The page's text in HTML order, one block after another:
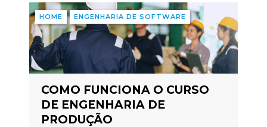
HOME ENGENHARIA DE SOFTWARE
COMO FUNCIONA O CURSO
DE ENGENHARIA DE
PRODUÇÃO